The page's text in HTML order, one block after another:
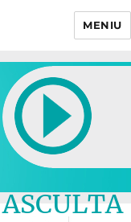
MENIU
ASCULTA